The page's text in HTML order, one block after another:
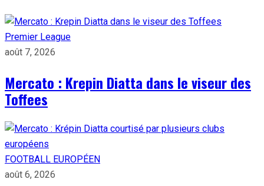
Premier League
août 7, 2026
Mercato : Krepin Diatta dans le viseur des
Toffees
FOOTBALL EUROPÉEN
août 6, 2026